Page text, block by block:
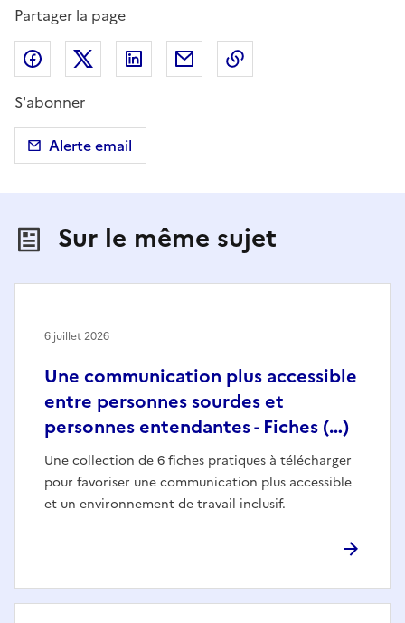
Partager la page
Partager sur Facebook
Partager sur X (anciennement Twitter)
Partager sur LinkedIn
Partager par email
S'abonner
Alerte email
Sur le même sujet
Une communication plus accessible
entre personnes sourdes et
personnes entendantes - Fiches (…)
Une collection de 6 fiches pratiques à télécharger
pour favoriser une communication plus accessible
et un environnement de travail inclusif.
6 juillet 2026